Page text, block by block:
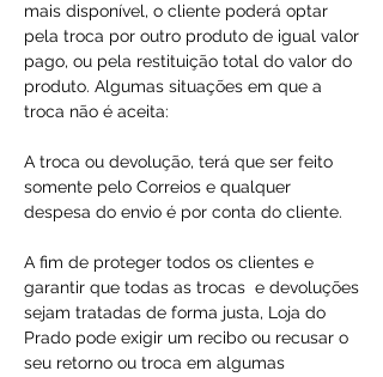
mais disponível, o cliente poderá optar
pela troca por outro produto de igual valor
pago, ou pela restituição total do valor do
produto. Algumas situações em que a
troca não é aceita:
A troca ou devolução, terá que ser feito
somente pelo Correios e qualquer
despesa do envio é por conta do cliente.
A fim de proteger todos os clientes e
garantir que todas as trocas e devoluções
sejam tratadas de forma justa, Loja do
Prado pode exigir um recibo ou recusar o
seu retorno ou troca em algumas